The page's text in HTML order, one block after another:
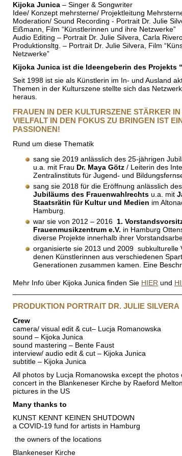
Kijoka Junica – Singer & Songwriter
Idee/ Konzept mehrsterne/ Projektleitung
Moderation/ Sound Recording - Portrait Dr. Julie
Eißmann, Film “Künstlerinnen und ihre Netzwerke”
Audio Editing – Portrait Dr. Julie Silvera, Carla
Produktionsltg. – Portrait Dr. Julie Silvera, Film
Netzwerke”
Kijoka Junica ist die Ideengeberin des Projekts
Seit 1998 ist sie als Künstlerin im In- und Ausland
Themen in der Kulturszene stellte sich das
heraus.
FRAUEN IN DER KULTURSZENE STÄRKER
VIELFALT IN DEN FOKUS ZU BRINGEN IST
ASSIONEN!
Rund um diese Thematik
sang sie 2019 anlässlich des 25-jährigen
u.a. mit Frau Dr. Maya Götz / Leiterin des
Zentralinstituts für Jugend- und
sang sie 2018 für die Eröffnung anlässlich des
Jubiläums des Frauenwahlrechts u.a. mit
Staatsrätin für Kultur und Medien im
Hamburg.
war sie von 2012 – 2016 1.
Frauenmusikzentrum e.V. in Hamburg
diverse Projekte innerhalb ihrer
organisierte sie 2013 und 2009 subkulturelle
denen Künstlerinnen aus verschiedenen
Generationen zusammen kamen. Eine
Mehr Info über Kijoka Junica finden Sie HIER und
PRODUKTION PORTRAIT DR. JULIE SILVERA
Crew
camera/ visual edit & cut– Lucja Romanowska
sound – Kijoka Junica
sound mastering – Bente Faust
interview/ audio edit & cut – Kijoka Junica
subtitle – Kijoka Junica
All photos by Lucja Romanowska except the photos
concert in the Blankeneser Kirche by Raeford
pictures in the US
Many thanks to
KUNST KENNT KEINEN SHUTDOWN
a COVID-19 fund for artists in Hamburg
the owners of the locations
Blankeneser Kirche